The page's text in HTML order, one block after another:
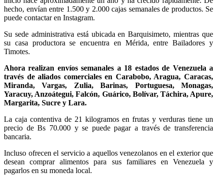
hecho, envían entre 1.500 y 2.000 cajas semanales de productos. Se
puede contactar en Instagram.
Su sede administrativa está ubicada en Barquisimeto, mientras que
su casa productora se encuentra en Mérida, entre Bailadores y
Timotes.
Ahora realizan envíos semanales a 18 estados de Venezuela a
través de aliados comerciales en Carabobo, Aragua, Caracas,
Miranda, Vargas, Zulia, Barinas, Portuguesa, Monagas,
Yaracuy, Anzoátegui, Falcón, Guárico, Bolívar, Táchira, Apure,
Margarita, Sucre y Lara.
La caja contentiva de 21 kilogramos en frutas y verduras tiene un
precio de Bs 70.000 y se puede pagar a través de transferencia
bancaria.
Incluso ofrecen el servicio a aquellos venezolanos en el exterior que
desean comprar alimentos para sus familiares en Venezuela y
pagarlos en su moneda local.